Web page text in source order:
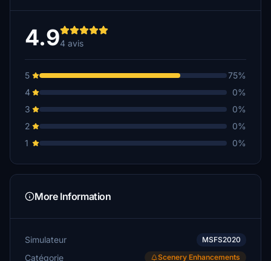
4.94 avis
5
75%
4
0%
3
0%
2
0%
1
0%
More Information
Simulateur MSFS2020
Catégorie Scenery Enhancements